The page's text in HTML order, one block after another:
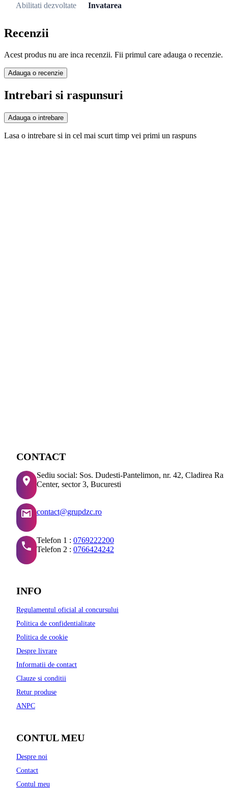
Abilitati dezvoltate Invatarea
Recenzii
Acest produs nu are inca recenzii. Fii primul care adauga o recenzie.
Adauga o recenzie
Intrebari si raspunsuri
Adauga o intrebare
Lasa o intrebare si in cel mai scurt timp vei primi un raspuns
CONTACT
Sediu social: Sos. Dudesti-Pantelimon, nr. 42, Cladirea
Center, sector 3, Bucuresti
contact@grupdzc.ro
Telefon 1 : 0769222200
Telefon 2 : 0766424242
INFO
Regulamentul oficial al concursului
Politica de confidentialitate
Politica de cookie
Despre livrare
Informatii de contact
Clauze si conditii
Retur produse
ANPC
CONTUL MEU
Despre noi
Contact
Contul meu